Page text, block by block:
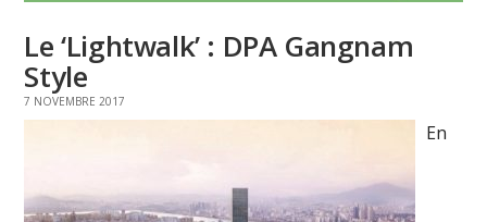
Le ‘Lightwalk’ : DPA Gangnam
Style
7 NOVEMBRE 2017
En